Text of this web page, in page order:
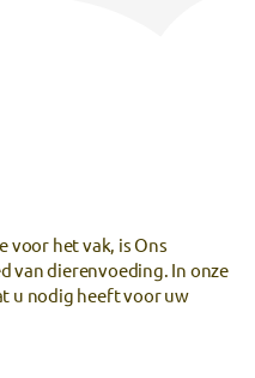
voor het vak, is Ons
van dierenvoeding. In onze
u nodig heeft voor uw